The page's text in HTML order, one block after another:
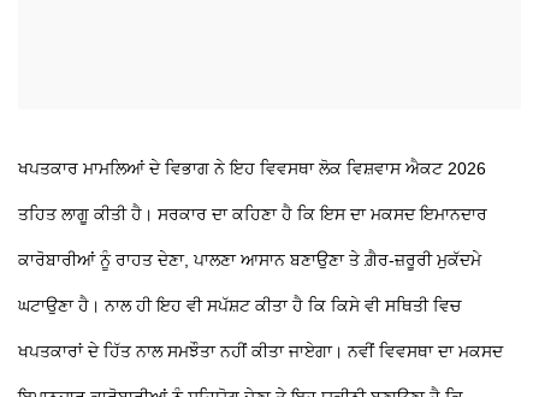
ਖਪਤਕਾਰ ਮਾਮਲਿਆਂ ਦੇ ਵਿਭਾਗ ਨੇ ਇਹ ਵਿਵਸਥਾ ਲੋਕ ਵਿਸ਼ਵਾਸ ਐਕਟ 2026
ਤਹਿਤ ਲਾਗੂ ਕੀਤੀ ਹੈ। ਸਰਕਾਰ ਦਾ ਕਹਿਣਾ ਹੈ ਕਿ ਇਸ ਦਾ ਮਕਸਦ ਇਮਾਨਦਾਰ
ਕਾਰੋਬਾਰੀਆਂ ਨੂੰ ਰਾਹਤ ਦੇਣਾ, ਪਾਲਣਾ ਆਸਾਨ ਬਣਾਉਣਾ ਤੇ ਗ਼ੈਰ-ਜ਼ਰੂਰੀ ਮੁਕੱਦਮੇ
ਘਟਾਉਣਾ ਹੈ। ਨਾਲ ਹੀ ਇਹ ਵੀ ਸਪੱਸ਼ਟ ਕੀਤਾ ਹੈ ਕਿ ਕਿਸੇ ਵੀ ਸਥਿਤੀ ਵਿਚ
ਖਪਤਕਾਰਾਂ ਦੇ ਹਿੱਤ ਨਾਲ ਸਮਝੌਤਾ ਨਹੀਂ ਕੀਤਾ ਜਾਏਗਾ। ਨਵੀਂ ਵਿਵਸਥਾ ਦਾ ਮਕਸਦ